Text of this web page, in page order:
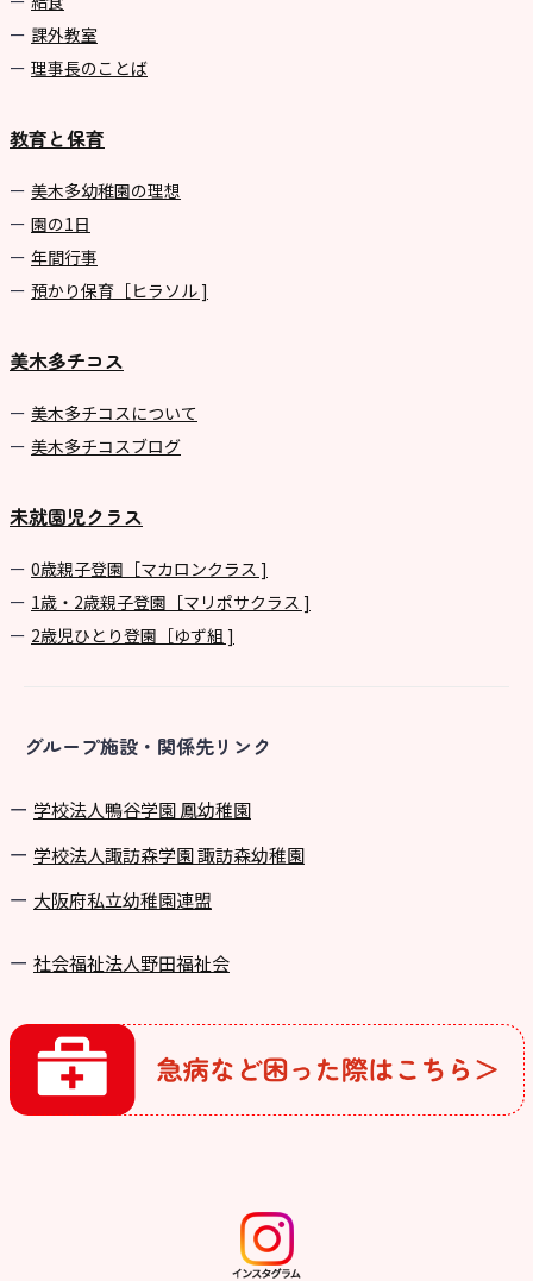
課外教室
理事長のことば
教育と保育
美⽊多幼稚園の理想
園の1⽇
年間⾏事
預かり保育［ヒラソル ]
美木多チコス
美⽊多チコスについて
美⽊多チコスブログ
未就園児クラス
0歳親子登園［マカロンクラス ]
1歳・2歳親子登園［マリポサクラス ]
2歳児ひとり登園［ゆず組 ]
グループ施設・関係先リンク
学校法⼈鴨⾕学園 鳳幼稚園
学校法⼈諏訪森学園 諏訪森幼稚園
⼤阪府私⽴幼稚園連盟
社会福祉法人野田福祉会